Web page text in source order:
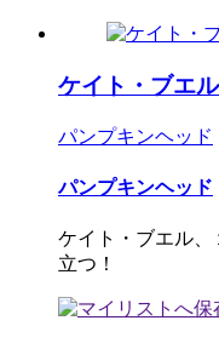
ケイト・ブエ
パンプキンヘッド
パンプキンヘッド
ケイト・ブエル
立つ！